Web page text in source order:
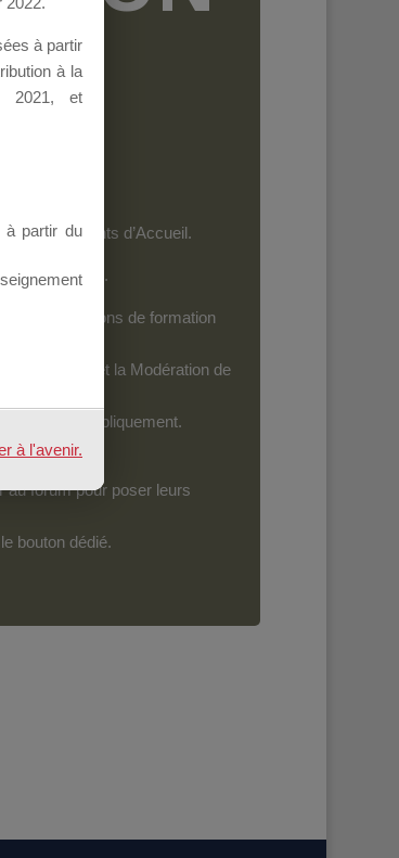
des Points d’Accueil.
l’AGEFICE.
d’actions de formation
Auteurs et la Modération de
publiquement.
au forum pour poser leurs
bouton dédié.
à partir
à la
2021, et
à partir du
à l'avenir.